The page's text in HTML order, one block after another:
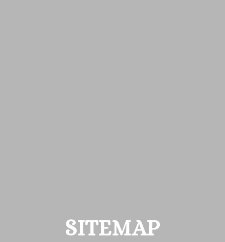
SITEMAP